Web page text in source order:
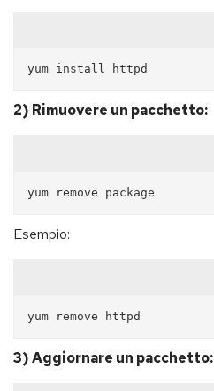
2) Rimuovere un pacchetto:
Esempio:
3) Aggiornare un pacchetto: